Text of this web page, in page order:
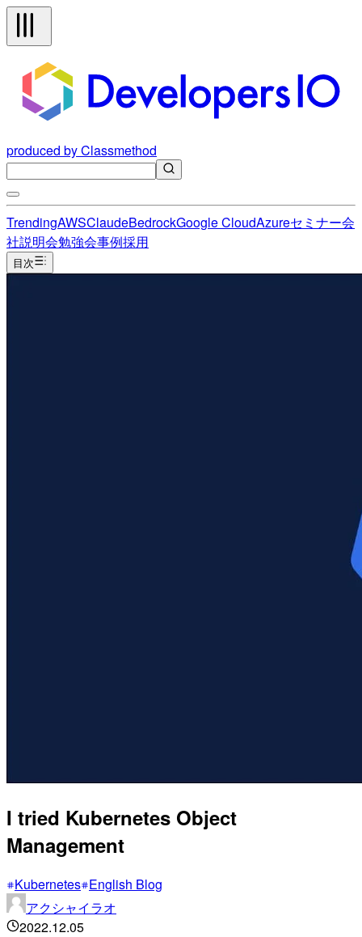
produced by Classmethod
TrendingAWSClaudeBedrockGoogle CloudAzureセミナー会
社説明会勉強会事例採用
目次
I tried Kubernetes Object
Management
Kubernetes English Blog
アクシャイラオ
2022.12.05